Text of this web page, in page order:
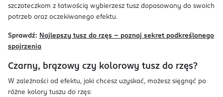
szczoteczkom z łatwością wybierzesz tusz dopasowany do swoich
potrzeb oraz oczekiwanego efektu.
Sprawdź: Najlepszy tusz do rzęs – poznaj sekret podkreślonego
spojrzenia
Czarny, brązowy czy kolorowy tusz do rzęs?
W zależności od efektu, jaki chcesz uzyskać, możesz sięgnąć po
różne kolory tuszu do rzęs: